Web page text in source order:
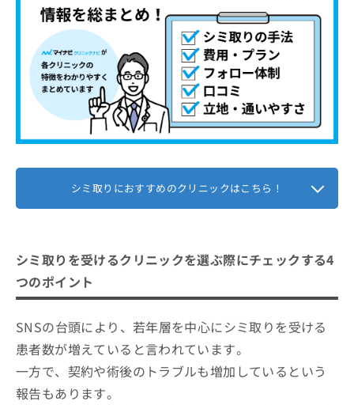
シミ取りにおすすめのクリニックはこちら！
シミ取りを受けるクリニックを選ぶ際にチェックする4
つのポイント
SNSの台頭により、若年層を中心にシミ取りを受ける
患者数が増えていると言われています。
一方で、契約や術後のトラブルも増加しているという
報告もあります。